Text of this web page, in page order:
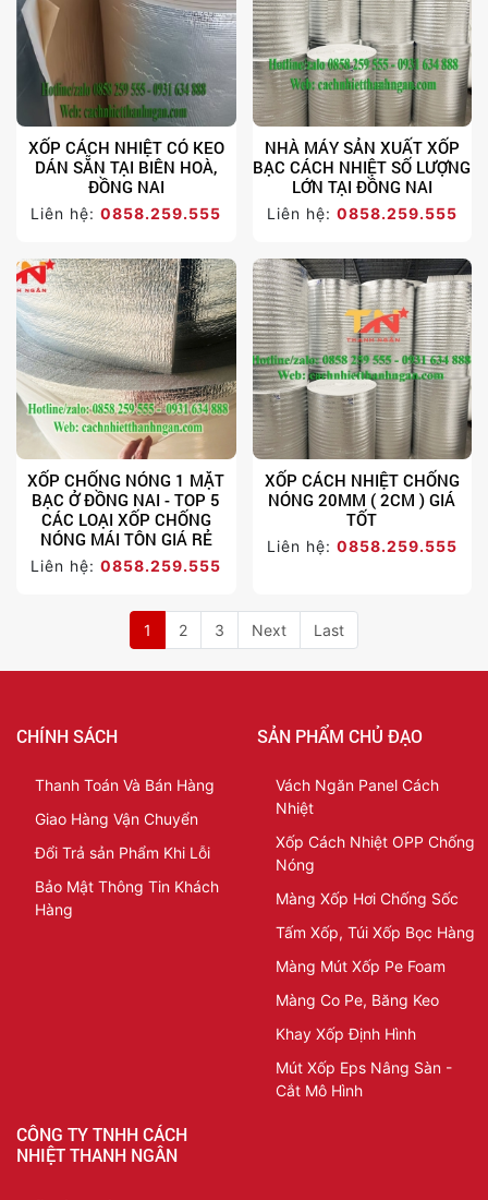
XỐP CÁCH NHIỆT CÓ KEO
DÁN SẴN TẠI BIÊN HOÀ,
ĐỒNG NAI
Liên hệ:0858.259.555
NHÀ MÁY SẢN XUẤT XỐP
BẠC CÁCH NHIỆT SỐ LƯỢNG
LỚN TẠI ĐỒNG NAI
Liên hệ: 0858.259.555
XỐP CHỐNG NÓNG 1 MẶT
BẠC Ở ĐỒNG NAI - TOP 5
CÁC LOẠI XỐP CHỐNG
NÓNG MÁI TÔN GIÁ RẺ
Liên hệ:0858.259.555
XỐP CÁCH NHIỆT CHỐNG
NÓNG 20MM ( 2CM ) GIÁ
TỐT
Liên hệ: 0858.259.555
1 2 3 Next Last
CHÍNH SÁCH
Thanh Toán Và Bán Hàng
Giao Hàng Vận Chuyển
Đổi Trả sản Phẩm Khi Lỗi
Bảo Mật Thông Tin Khách
Hàng
SẢN PHẨM CHỦ ĐẠO
Vách Ngăn Panel Cách
Nhiệt
Xốp Cách Nhiệt OPP Chống
Nóng
Màng Xốp Hơi Chống Sốc
Tấm Xốp, Túi Xốp Bọc Hàng
Màng Mút Xốp Pe Foam
Màng Co Pe, Băng Keo
Khay Xốp Định Hình
Mút Xốp Eps Nâng Sàn -
Cắt Mô Hình
CÔNG TY TNHH CÁCH
NHIỆT THANH NGÂN